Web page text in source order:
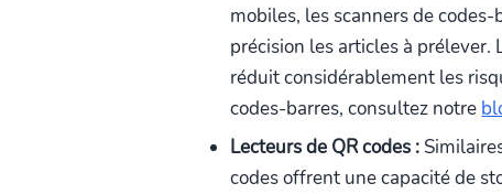
mobiles, les scanners de
précision les articles à
réduit considérablement les
codes-barres, consultez notre
Lecteurs de QR codes :
codes offrent une capacité de